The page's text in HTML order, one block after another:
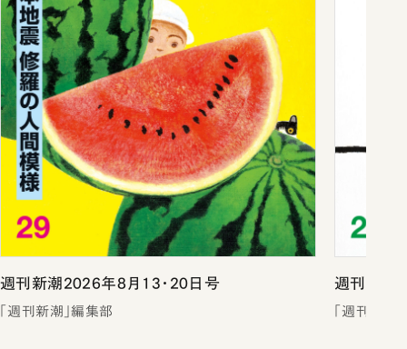
週刊新潮2026年8月13・20日号
「週刊新潮」編集部
週刊新潮
「週刊新潮